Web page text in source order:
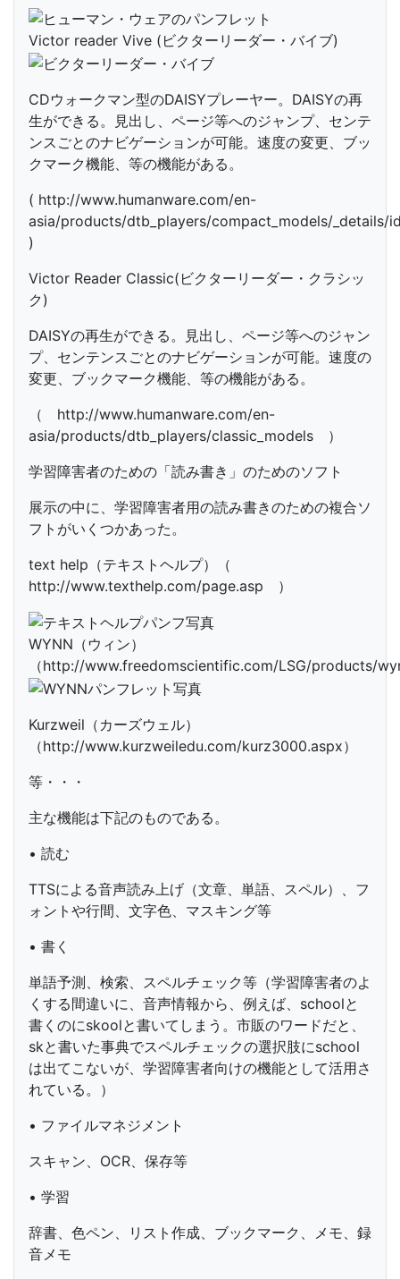
Victor reader Vive (ビクターリーダー・バイブ)
CDウォークマン型のDAISYプレーヤー。DAISYの再
生ができる。見出し、ページ等へのジャンプ、センテ
ンスごとのナビゲーションが可能。速度の変更、ブッ
クマーク機能、等の機能がある。
( http://www.humanware.com/en-
asia/products/dtb_players/compact_models/_details/
)
Victor Reader Classic(ビクターリーダー・クラシッ
ク)
DAISYの再生ができる。見出し、ページ等へのジャン
プ、センテンスごとのナビゲーションが可能。速度の
変更、ブックマーク機能、等の機能がある。
（ http://www.humanware.com/en-
asia/products/dtb_players/classic_models ）
学習障害者のための「読み書き」のためのソフト
展示の中に、学習障害者用の読み書きのための複合ソ
フトがいくつかあった。
text help（テキストヘルプ）（
http://www.texthelp.com/page.asp ）
WYNN（ウィン）
（http://www.freedomscientific.com/LSG/products/
Kurzweil（カーズウェル）
（http://www.kurzweiledu.com/kurz3000.aspx）
等・・・
主な機能は下記のものである。
• 読む
TTSによる音声読み上げ（文章、単語、スペル）、フ
ォントや行間、文字色、マスキング等
• 書く
単語予測、検索、スペルチェック等（学習障害者のよ
くする間違いに、音声情報から、例えば、schoolと
書くのにskoolと書いてしまう。市販のワードだと、
skと書いた事典でスペルチェックの選択肢にschool
は出てこないが、学習障害者向けの機能として活用さ
れている。）
• ファイルマネジメント
スキャン、OCR、保存等
• 学習
辞書、色ペン、リスト作成、ブックマーク、メモ、録
音メモ